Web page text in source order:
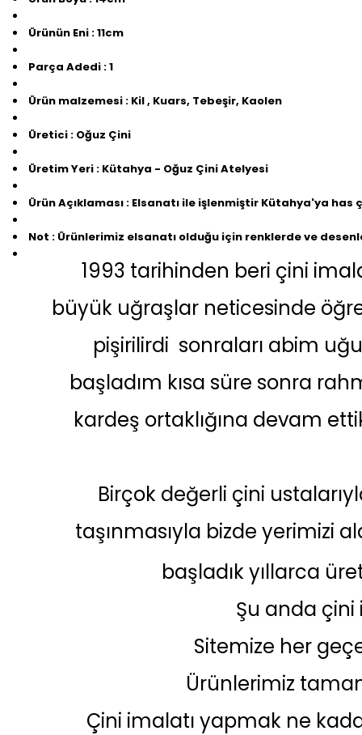
Ürünün Eni : 11cm
Parça Adedi : 1
Ürün malzemesi : Kil , Kuars, Tebeşir, Kaolen
Üretici : Oğuz Çini
Üretim Yeri : Kütahya - Oğuz Çini Atelyesi
Ürün Açıklaması : Elsanatı ile işlenmiştir Kütahya'ya has
Not : Ürünlerimiz elsanatı olduğu için renklerde ve
1993 tarihinden beri çini
büyük uğraşlar neticesinde
pişirilirdi sonraları abim
başladım kısa süre sonra
kardeş ortaklığına devam
Birçok değerli çini
taşınmasıyla bizde yerimizi
başladık yıllarca
Şu anda
Sitemize her
Ürünlerimiz
Çini imalatı yapmak ne